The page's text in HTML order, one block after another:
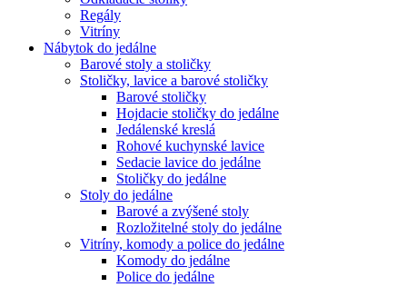
Regály
Vitríny
Nábytok do jedálne
Barové stoly a stoličky
Stoličky, lavice a barové stoličky
Barové stoličky
Hojdacie stoličky do jedálne
Jedálenské kreslá
Rohové kuchynské lavice
Sedacie lavice do jedálne
Stoličky do jedálne
Stoly do jedálne
Barové a zvýšené stoly
Rozložitelné stoly do jedálne
Vitríny, komody a police do jedálne
Komody do jedálne
Police do jedálne